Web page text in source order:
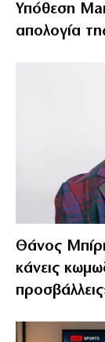
Υπόθεση
απολογία
Θάνος
κάνεις